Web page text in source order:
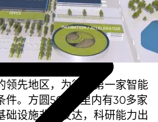
设置限制而无法显示。
领先地区，为德国第一家智能
件。方圆500公里内有30多家
础设施非常发达，科研能力出